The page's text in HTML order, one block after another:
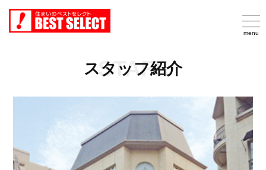
スタッフ紹介
STAFF